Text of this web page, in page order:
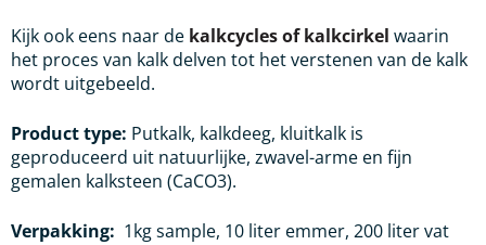
Kijk ook eens naar de kalkcycles of kalkcirkel waarin
het proces van kalk delven tot het verstenen van de kalk
wordt uitgebeeld.
Product type: Putkalk, kalkdeeg, kluitkalk is
geproduceerd uit natuurlijke, zwavel-arme en fijn
gemalen kalksteen (CaCO3).
Verpakking: 1kg sample, 10 liter emmer, 200 liter vat